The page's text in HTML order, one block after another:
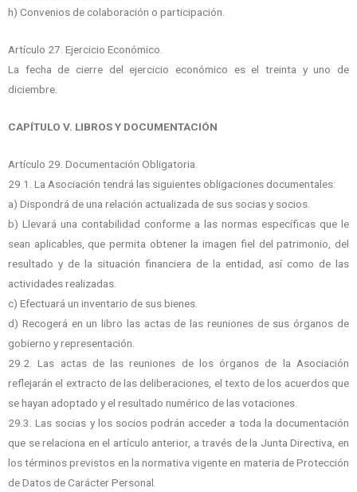
h) Convenios de colaboración o participación.
Artículo 27. Ejercicio Económico.
La fecha de cierre del ejercicio económico es el treinta y uno de
diciembre.
CAPÍTULO V. LIBROS Y DOCUMENTACIÓN
Artículo 29. Documentación Obligatoria.
29.1. La Asociación tendrá las siguientes obligaciones documentales:
a) Dispondrá de una relación actualizada de sus socias y socios.
b) Llevará una contabilidad conforme a las normas específicas que le
sean aplicables, que permita obtener la imagen fiel del patrimonio, del
resultado y de la situación financiera de la entidad, así como de las
actividades realizadas.
c) Efectuará un inventario de sus bienes.
d) Recogerá en un libro las actas de las reuniones de sus órganos de
gobierno y representación.
29.2. Las actas de las reuniones de los órganos de la Asociación
reflejarán el extracto de las deliberaciones, el texto de los acuerdos que
se hayan adoptado y el resultado numérico de las votaciones.
29.3. Las socias y los socios podrán acceder a toda la documentación
que se relaciona en el artículo anterior, a través de la Junta Directiva, en
los términos previstos en la normativa vigente en materia de Protección
de Datos de Carácter Personal.